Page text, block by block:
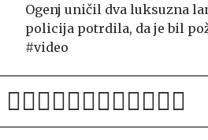
Ogenj uničil dva luksuzna
policija potrdila, da je bil
#video